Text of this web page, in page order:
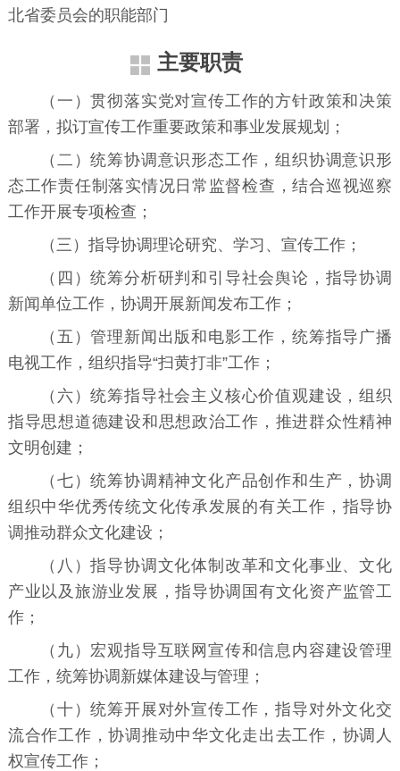
北省委员会的职能部门
主要职责
（一）贯彻落实党对宣传工作的方针政策和决策
部署，拟订宣传工作重要政策和事业发展规划；
（二）统筹协调意识形态工作，组织协调意识形
态工作责任制落实情况日常监督检查，结合巡视巡察
工作开展专项检查；
（三）指导协调理论研究、学习、宣传工作；
（四）统筹分析研判和引导社会舆论，指导协调
新闻单位工作，协调开展新闻发布工作；
（五）管理新闻出版和电影工作，统筹指导广播
电视工作，组织指导“扫黄打非”工作；
（六）统筹指导社会主义核心价值观建设，组织
指导思想道德建设和思想政治工作，推进群众性精神
文明创建；
（七）统筹协调精神文化产品创作和生产，协调
组织中华优秀传统文化传承发展的有关工作，指导协
调推动群众文化建设；
（八）指导协调文化体制改革和文化事业、文化
产业以及旅游业发展，指导协调国有文化资产监管工
作；
（九）宏观指导互联网宣传和信息内容建设管理
工作，统筹协调新媒体建设与管理；
（十）统筹开展对外宣传工作，指导对外文化交
流合作工作，协调推动中华文化走出去工作，协调人
权宣传工作；